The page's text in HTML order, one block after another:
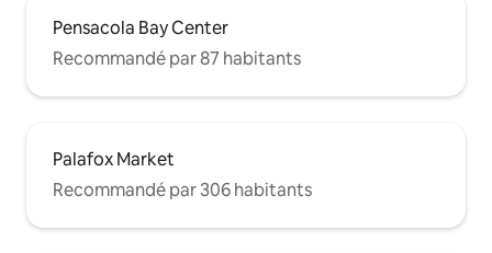
Pensacola Bay Center
Recommandé par 87 habitants
Palafox Market
Recommandé par 306 habitants